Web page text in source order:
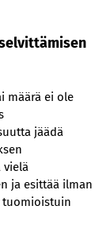
määrä ei ole
jäädä
vielä
ja esittää ilman
tuomioistuin